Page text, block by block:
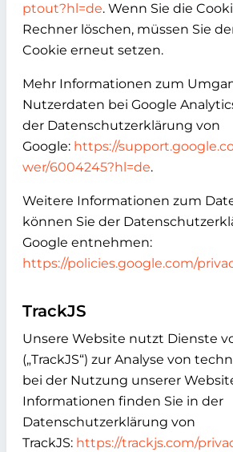
ptout?hl=de. Wenn Sie die
Rechner löschen, müssen Sie
Cookie erneut setzen.
Mehr Informationen zum
Nutzerdaten bei Google
der Datenschutzerklärung von
Google: https://
wer/6004245?hl=de.
Weitere Informationen zum
können Sie der
Google entnehmen:
https://policies.google.com/
TrackJS
Unsere Website nutzt Dienste
(„TrackJS“) zur Analyse von
bei der Nutzung unserer
Informationen finden Sie in der
Datenschutzerklärung von
TrackJS: https://trackjs.com/